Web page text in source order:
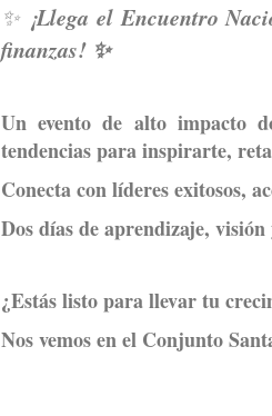
✨¡Llega el Encuentro
finanzas! ✨
Un evento de alto impacto
tendencias para inspirarte,
Conecta con líderes exitosos,
Dos días de aprendizaje,
¿Estás listo para llevar tu
Nos vemos en el Conjunto